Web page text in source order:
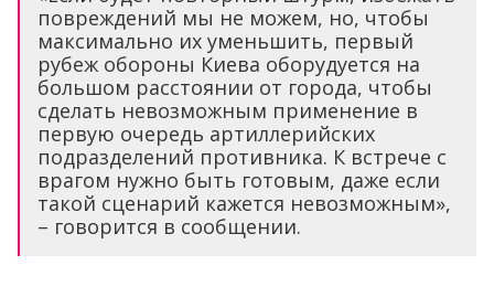
повреждений мы не можем, но, чтобы
максимально их уменьшить, первый
рубеж обороны Киева оборудуется на
большом расстоянии от города, чтобы
сделать невозможным применение в
первую очередь артиллерийских
подразделений противника. К встрече с
врагом нужно быть готовым, даже если
такой сценарий кажется невозможным»,
– говорится в сообщении.